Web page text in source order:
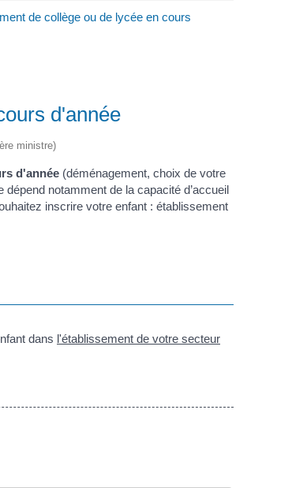
de collège ou de lycée en cours
d'année
ministre)
d'année (déménagement, choix de votre
dépend notamment de la capacité d’accueil
inscrire votre enfant : établissement
dans l'établissement de votre secteur